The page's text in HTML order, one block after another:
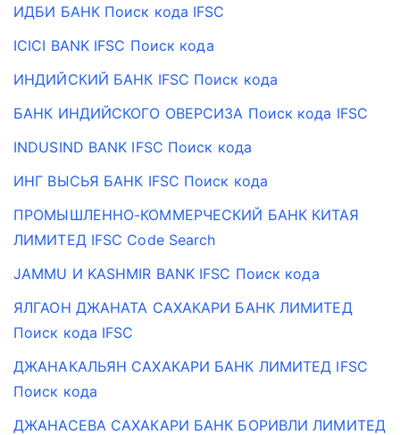
ИДБИ БАНК Поиск кода IFSC
ICICI BANK IFSC Поиск кода
ИНДИЙСКИЙ БАНК IFSC Поиск кода
БАНК ИНДИЙСКОГО ОВЕРСИЗА Поиск кода IFSC
INDUSIND BANK IFSC Поиск кода
ИНГ ВЫСЬЯ БАНК IFSC Поиск кода
ПРОМЫШЛЕННО-КОММЕРЧЕСКИЙ БАНК КИТАЯ
ЛИМИТЕД IFSC Code Search
JAMMU И KASHMIR BANK IFSC Поиск кода
ЯЛГАОН ДЖАНАТА САХАКАРИ БАНК ЛИМИТЕД
Поиск кода IFSC
ДЖАНАКАЛЬЯН САХАКАРИ БАНК ЛИМИТЕД IFSC
Поиск кода
ДЖАНАСЕВА САХАКАРИ БАНК БОРИВЛИ ЛИМИТЕД